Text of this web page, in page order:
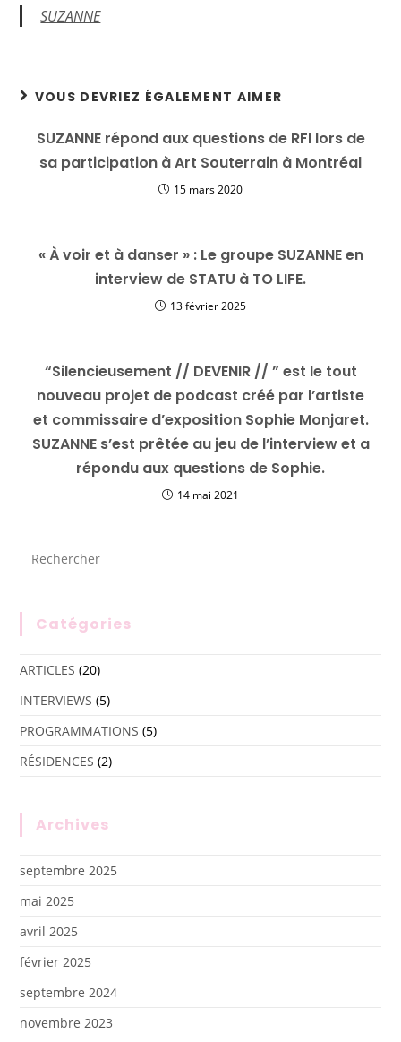
SUZANNE
VOUS DEVRIEZ ÉGALEMENT AIMER
SUZANNE répond aux questions de RFI lors de
sa participation à Art Souterrain à Montréal
15 mars 2020
« À voir et à danser » : Le groupe SUZANNE en
interview de STATU à TO LIFE.
13 février 2025
“Silencieusement // DEVENIR // ” est le tout
nouveau projet de podcast créé par l’artiste
et commissaire d’exposition Sophie Monjaret.
SUZANNE s’est prêtée au jeu de l’interview et a
répondu aux questions de Sophie.
14 mai 2021
Catégories
ARTICLES (20)
INTERVIEWS (5)
PROGRAMMATIONS (5)
RÉSIDENCES (2)
Archives
septembre 2025
mai 2025
avril 2025
février 2025
septembre 2024
novembre 2023